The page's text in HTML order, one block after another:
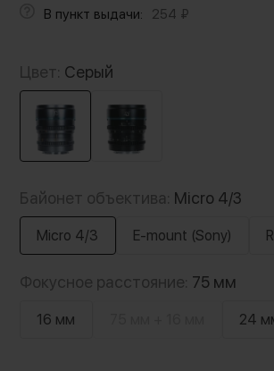
В пункт выдачи:
254 ₽
Цвет: Серый
Байонет объектива: Micro 4/3
Micro 4/3 E-mount (Sony)
Фокусное расстояние: 75 мм
16 мм 24